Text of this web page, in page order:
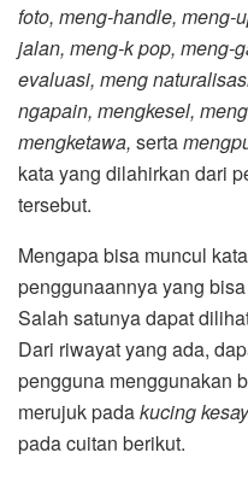
foto, meng-handle, meng-
jalan, meng-k pop, meng-
evaluasi, meng
ngapain, mengkesel,
mengketawa, serta
kata yang dilahirkan dari
tersebut.
Mengapa bisa muncul
penggunaannya yang
Salah satunya dapat
Dari riwayat yang ada,
pengguna menggunakan
merujuk padakucing
pada cuitan berikut.